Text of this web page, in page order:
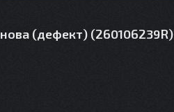
(дефект) (260106239R)